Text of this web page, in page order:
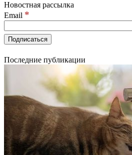
Новостная рассылка
Email *
Последние публикации